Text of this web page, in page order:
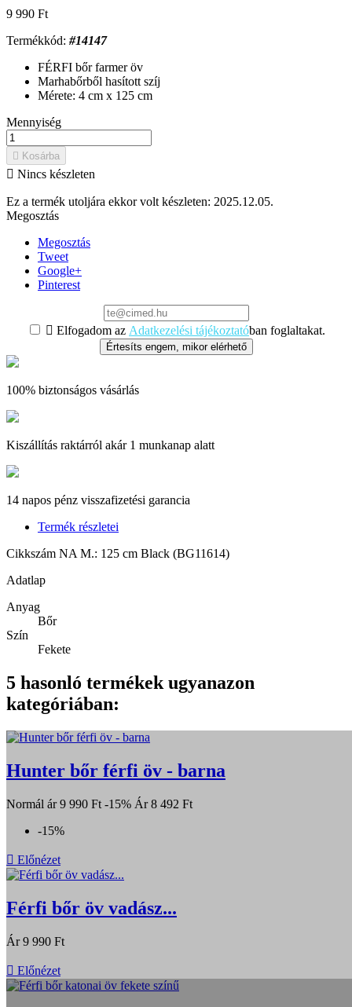
9 990 Ft
Termékkód: #14147
FÉRFI bőr farmer öv
Marhabőrből hasított szíj
Mérete: 4 cm x 125 cm
Mennyiség
 Kosárba
 Nincs készleten
Ez a termék utoljára ekkor volt készleten: 2025.12.05.
Megosztás
Megosztás
Tweet
Google+
Pinterest
 Elfogadom az Adatkezelési tájékoztatóban foglaltakat.
Értesíts engem, mikor elérhető
100% biztonságos vásárlás
Kiszállítás raktárról akár 1 munkanap alatt
14 napos pénz visszafizetési garancia
Termék részletei
Cikkszám NA M.: 125 cm Black (BG11614)
Adatlap
Anyag
Bőr
Szín
Fekete
5 hasonló termékek ugyanazon
kategóriában:
Hunter bőr férfi öv - barna
Normál ár 9 990 Ft -15% Ár 8 492 Ft
-15%
 Előnézet
Férfi bőr öv vadász...
Ár 9 990 Ft
 Előnézet